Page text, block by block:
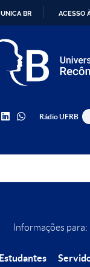
PARA
BR ACESSO
Informações para:
Estudantes
Rádio UFRB